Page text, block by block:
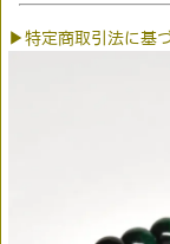
▶特定商取引法に基